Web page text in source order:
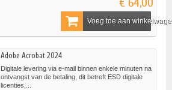
€ 64,00
Voeg toe aan
Adobe Acrobat 2024
Digitale levering via e-mail binnen enkele minuten na
ontvangst van de betaling, dit betreft ESD digitale
licenties,...